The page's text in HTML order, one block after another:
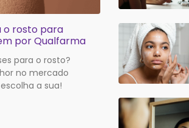
o rosto para
por Qualfarma
para o rosto?
no mercado
a sua!